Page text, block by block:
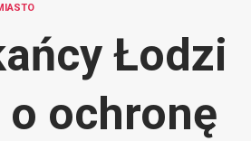
Łodzi
ochronę